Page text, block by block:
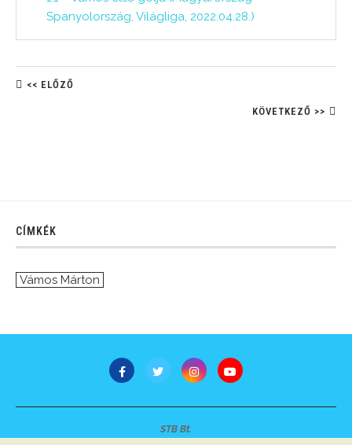
Spanyolország, Világliga, 2022.04.28.)
<< ELŐZŐ
KÖVETKEZŐ >>
CÍMKÉK
Vámos Márton
STB Bt.